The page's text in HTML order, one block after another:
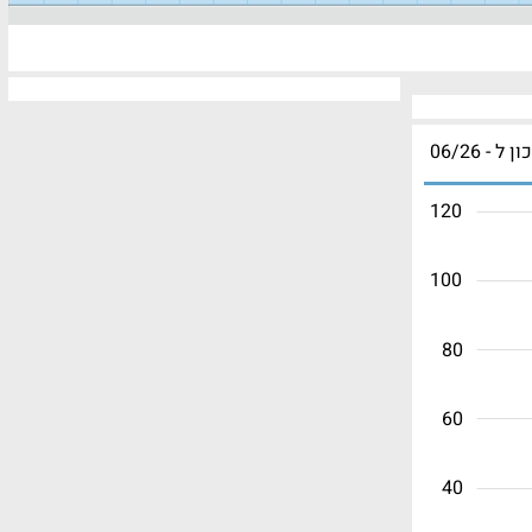
ל - 06/26
40
60
80
100
120